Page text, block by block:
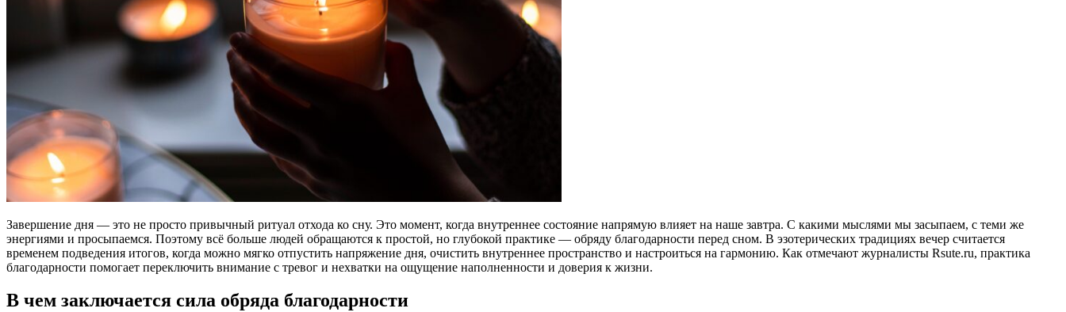
Завершение дня — это не просто привычный ритуал отхода ко сну. Это момент, когда внутреннее состояние напрямую влияет на наше завтра. С какими мыслями мы засыпаем, с теми же
энергиями и просыпаемся. Поэтому всё больше людей обращаются к простой, но глубокой практике — обряду благодарности перед сном. В эзотерических традициях вечер считается
временем подведения итогов, когда можно мягко отпустить напряжение дня, очистить внутреннее пространство и настроиться на гармонию. Как отмечают журналисты Rsute.ru, практика
благодарности помогает переключить внимание с тревог и нехватки на ощущение наполненности и доверия к жизни.
В чем заключается сила обряда благодарности